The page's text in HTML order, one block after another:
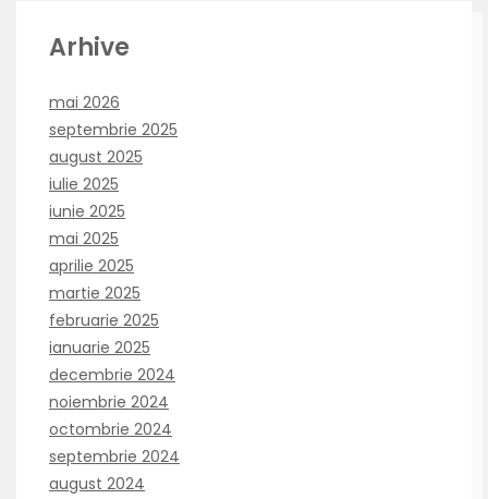
Arhive
mai 2026
septembrie 2025
august 2025
iulie 2025
iunie 2025
mai 2025
aprilie 2025
martie 2025
februarie 2025
ianuarie 2025
decembrie 2024
noiembrie 2024
octombrie 2024
septembrie 2024
august 2024